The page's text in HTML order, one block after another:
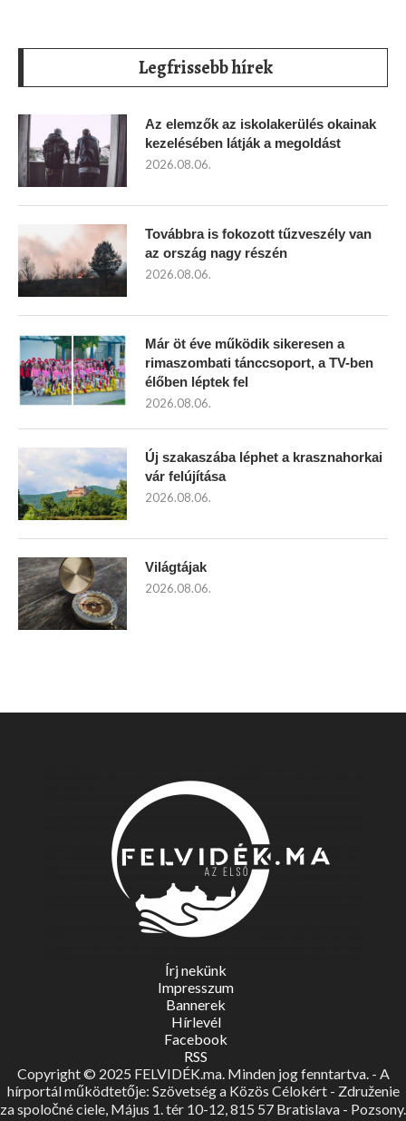
Legfrissebb hírek
Az elemzők az iskolakerülés okainak
kezelésében látják a megoldást
2026.08.06.
Továbbra is fokozott tűzveszély van
az ország nagy részén
2026.08.06.
Már öt éve működik sikeresen a
rimaszombati tánccsoport, a TV-ben
élőben léptek fel
2026.08.06.
Új szakaszába léphet a krasznahorkai
vár felújítása
2026.08.06.
Világtájak
2026.08.06.
Írj nekünk
Impresszum
Bannerek
Hírlevél
Facebook
RSS
Copyright © 2025 FELVIDÉK.ma. Minden jog fenntartva. - A
hírportál működtetője: Szövetség a Közös Célokért - Združenie
za spoločné ciele, Május 1. tér 10-12, 815 57 Bratislava - Pozsony.